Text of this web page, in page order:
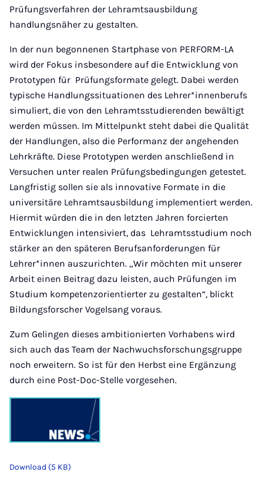
Prüfungsverfahren der Lehramtsausbildung
handlungsnäher zu gestalten.
In der nun begonnenen Startphase von PERFORM-LA
wird der Fokus insbesondere auf die Entwicklung von
Prototypen für Prüfungsformate gelegt. Dabei werden
typische Handlungssituationen des Lehrer*innenberufs
simuliert, die von den Lehramtsstudierenden bewältigt
werden müssen. Im Mittelpunkt steht dabei die Qualität
der Handlungen, also die Performanz der angehenden
Lehrkräfte. Diese Prototypen werden anschließend in
Versuchen unter realen Prüfungsbedingungen getestet.
Langfristig sollen sie als innovative Formate in die
universitäre Lehramtsausbildung implementiert werden.
Hiermit würden die in den letzten Jahren forcierten
Entwicklungen intensiviert, das Lehramtsstudium noch
stärker an den späteren Berufsanforderungen für
Lehrer*innen auszurichten. „Wir möchten mit unserer
Arbeit einen Beitrag dazu leisten, auch Prüfungen im
Studium kompetenzorientierter zu gestalten“, blickt
Bildungsforscher Vogelsang voraus.
Zum Gelingen dieses ambitionierten Vorhabens wird
sich auch das Team der Nachwuchsforschungsgruppe
noch erweitern. So ist für den Herbst eine Ergänzung
durch eine Post-Doc-Stelle vorgesehen.
Download (5 KB)